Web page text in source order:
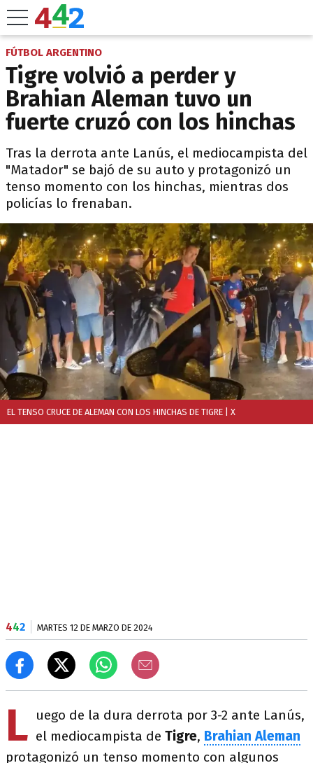
FÚTBOL ARGENTINO
Tigre volvió a perder y
Brahian Aleman tuvo un
fuerte cruzó con los hinchas
Tras la derrota ante Lanús, el mediocampista del
"Matador" se bajó de su auto y protagonizó un
tenso momento con los hinchas, mientras dos
policías lo frenaban.
EL TENSO CRUCE DE ALEMAN CON LOS HINCHAS DE TIGRE | X
442 MARTES 12 DE MARZO DE 2024
L uego de la dura derrota por 3-2 ante Lanús,
el mediocampista de Tigre, Brahian Aleman
protagonizó un tenso momento con algunos